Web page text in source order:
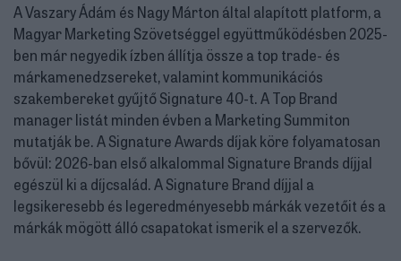
A Vaszary Ádám és Nagy Márton által alapított platform, a
Magyar Marketing Szövetséggel együttműködésben 2025-
ben már negyedik ízben állítja össze a top trade- és
márkamenedzsereket, valamint kommunikációs
szakembereket gyűjtő Signature 40-t. A Top Brand
manager listát minden évben a Marketing Summiton
mutatják be. A Signature Awards díjak köre folyamatosan
bővül: 2026-ban első alkalommal Signature Brands díjjal
egészül ki a díjcsalád. A Signature Brand díjjal a
legsikeresebb és legeredményesebb márkák vezetőit és a
márkák mögött álló csapatokat ismerik el a szervezők.